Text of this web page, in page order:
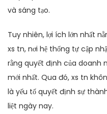
và sáng tạo.
Tuy nhiên, lợi ích lớn nhất
xs tn, nơi hệ thống tự cập
rằng quyết định của doanh
mới nhất. Qua đó, xs tn
là yếu tố quyết định sự
liệt ngày nay.